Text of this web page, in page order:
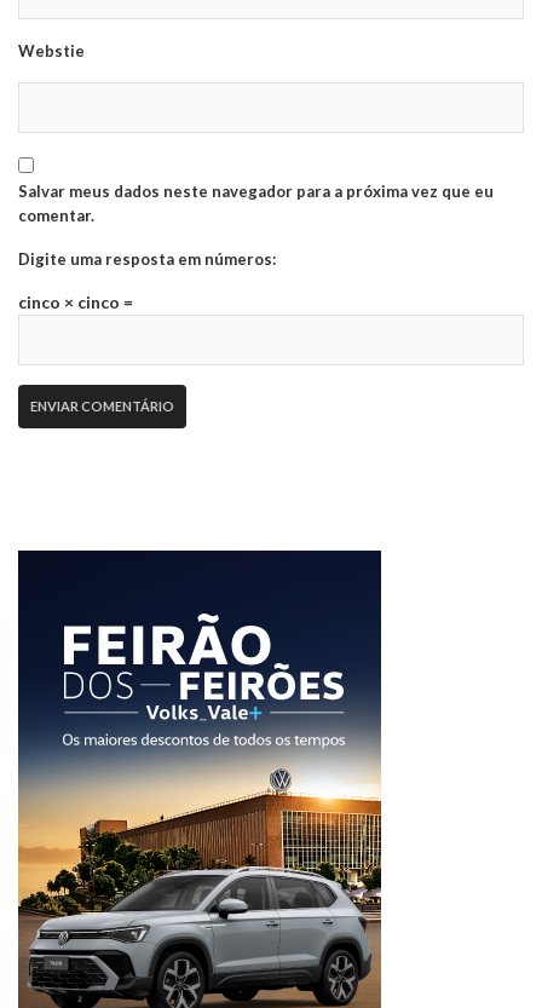
Webstie
Salvar meus dados neste navegador para a próxima vez que eu
comentar.
Digite uma resposta em números:
cinco × cinco =